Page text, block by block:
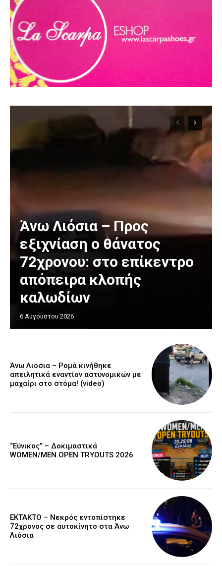
Άνω Λιόσια – Προς
εξιχνίαση ο θάνατος
72χρονου: στο επίκεντρο
απόπειρα κλοπής
καλωδίων
6 Αυγούστου 2026
Άνω Λιόσια – Ρομά κινήθηκε
απειλητικά εναντίον αστυνομικών με
μαχαίρι στο στόμα! (video)
“Εύνικος” – Δοκιμαστικά
WOMEN/MEN OPEN TRYOUTS 2026
EKTAKTO – Νεκρός εντοπίστηκε
72χρονος σε αυτοκίνητο στα Άνω
Λιόσια